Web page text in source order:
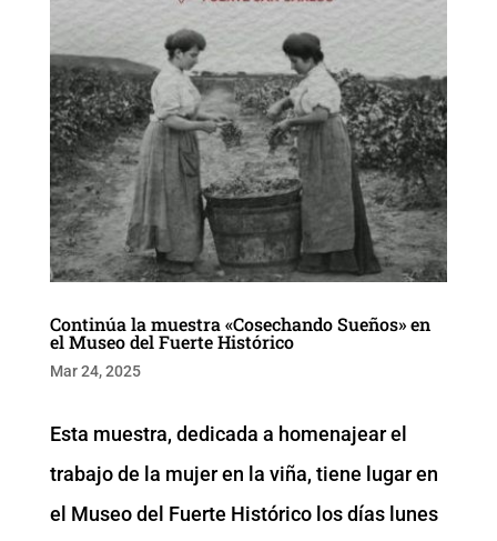
Continúa la muestra «Cosechando Sueños» en
el Museo del Fuerte Histórico
Mar 24, 2025
Esta muestra, dedicada a homenajear el
trabajo de la mujer en la viña, tiene lugar en
el Museo del Fuerte Histórico los días lunes